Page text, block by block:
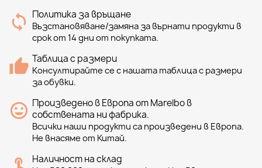
Политика за връщане
Възстановяване/замяна за върнати продукти в
срок от 14 дни от покупката.
Таблица с размери
Консултирайте се с нашата таблица с размери
за обувки.
Произведено в Европа от Marelbo в
собствената ни фабрика.
Всички наши продукти са произведени в Европа.
Не внасяме от Китай.
Наличност на склад